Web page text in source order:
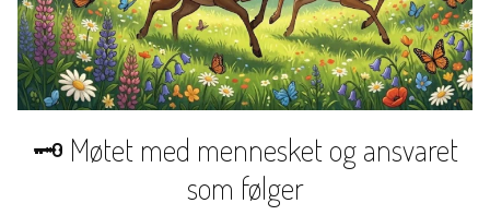
🗝️ Møtet med mennesket og ansvaret
som følger